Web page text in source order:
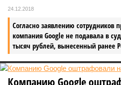
24.12.2018
Согласно заявлению сотрудников
компания Google не подавала в
тысяч рублей, вынесенный ранее
Компанию Google